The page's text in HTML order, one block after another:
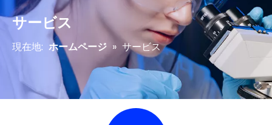
サービス
現在地: ホームページ » サービス